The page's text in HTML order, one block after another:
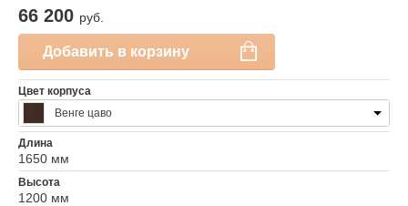
66 200 руб.
Добавить в корзину
Цвет корпуса
Венге цаво
Длина
1650 мм
Высота
1200 мм